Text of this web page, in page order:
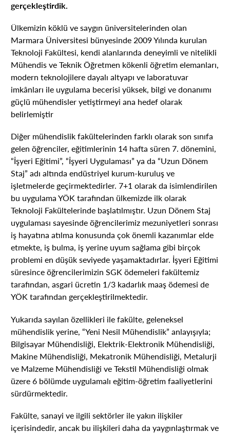
gerçekleştirdik.
Ülkemizin köklü ve saygın üniversitelerinden olan
Marmara Üniversitesi bünyesinde 2009 Yılında kurulan
Teknoloji Fakültesi, kendi alanlarında deneyimli ve nitelikli
Mühendis ve Teknik Öğretmen kökenli öğretim elemanları,
modern teknolojilere dayalı altyapı ve laboratuvar
imkânları ile uygulama becerisi yüksek, bilgi ve donanımı
güçlü mühendisler yetiştirmeyi ana hedef olarak
belirlemiştir
Diğer mühendislik fakültelerinden farklı olarak son sınıfa
gelen öğrenciler, eğitimlerinin 14 hafta süren 7. dönemini,
“İşyeri Eğitimi”, “İşyeri Uygulaması” ya da “Uzun Dönem
Staj” adı altında endüstriyel kurum-kuruluş ve
işletmelerde geçirmektedirler. 7+1 olarak da isimlendirilen
bu uygulama YÖK tarafından ülkemizde ilk olarak
Teknoloji Fakültelerinde başlatılmıştır. Uzun Dönem Staj
uygulaması sayesinde öğrencilerimiz mezuniyetleri sonrası
iş hayatına atılma konusunda çok önemli kazanımlar elde
etmekte, iş bulma, iş yerine uyum sağlama gibi birçok
problemi en düşük seviyede yaşamaktadırlar. İşyeri Eğitimi
süresince öğrencilerimizin SGK ödemeleri fakültemiz
tarafından, asgari ücretin 1/3 kadarlık maaş ödemesi de
YÖK tarafından gerçekleştirilmektedir.
Yukarıda sayılan özellikleri ile fakülte, geleneksel
mühendislik yerine, “Yeni Nesil Mühendislik” anlayışıyla;
Bilgisayar Mühendisliği, Elektrik-Elektronik Mühendisliği,
Makine Mühendisliği, Mekatronik Mühendisliği, Metalurji
ve Malzeme Mühendisliği ve Tekstil Mühendisliği olmak
üzere 6 bölümde uygulamalı eğitim-öğretim faaliyetlerini
sürdürmektedir.
Fakülte, sanayi ve ilgili sektörler ile yakın ilişkiler
içerisindedir, ancak bu ilişkileri daha da yaygınlaştırmak ve